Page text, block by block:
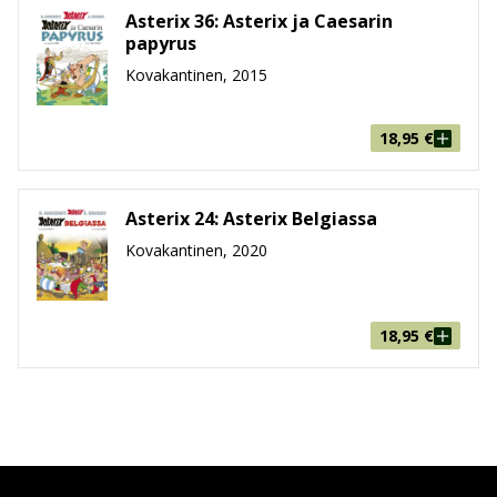
Asterix 36: Asterix ja Caesarin
papyrus
Kovakantinen, 2015
18,95 €
Asterix 24: Asterix Belgiassa
Kovakantinen, 2020
18,95 €